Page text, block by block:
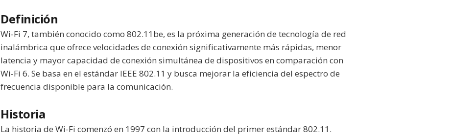
Definición
Wi-Fi 7, también conocido como 802.11be, es la próxima generación de tecnología de red
inalámbrica que ofrece velocidades de conexión significativamente más rápidas, menor
latencia y mayor capacidad de conexión simultánea de dispositivos en comparación con
Wi-Fi 6. Se basa en el estándar IEEE 802.11 y busca mejorar la eficiencia del espectro de
frecuencia disponible para la comunicación.
Historia
La historia de Wi-Fi comenzó en 1997 con la introducción del primer estándar 802.11.